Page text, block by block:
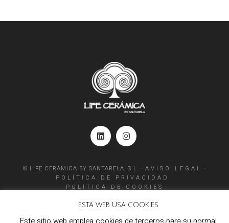
© LIFE CERÁMICA BY SANTARELA, S.L. · AVISO LEGAL ·
POLÍTICA DE PRIVACIDAD ·
POLÍTICA DE COOKIES
ESTA WEB USA COOKIES